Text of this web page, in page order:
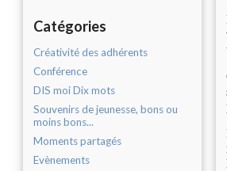
Catégories
Créativité des adhérents
Conférence
DIS moi Dix mots
Souvenirs de jeunesse, bons ou
moins bons...
Moments partagés
Evènements